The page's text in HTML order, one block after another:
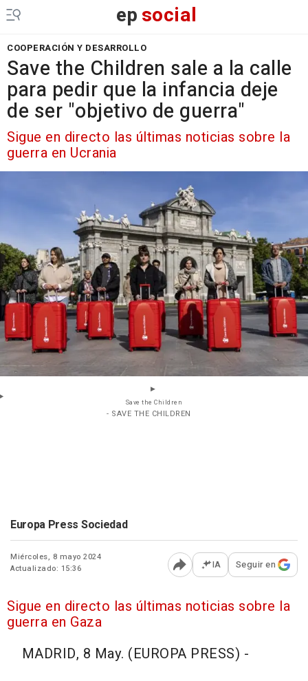
epsocial
COOPERACIÓN Y DESARROLLO
Save the Children sale a la calle
para pedir que la infancia deje
de ser "objetivo de guerra"
Sigue en directo las últimas noticias sobre la
guerra en Ucrania
Save the Children
- SAVE THE CHILDREN
Europa Press Sociedad
Miércoles, 8 mayo 2024
Actualizado: 15:36
Abrir opciones para
IA Seguir en
Sigue en directo las últimas noticias sobre la
guerra en Gaza
MADRID, 8 May. (EUROPA PRESS) -